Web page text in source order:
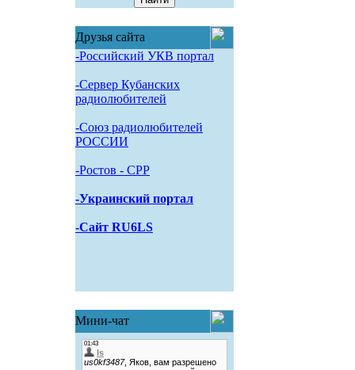
Друзья сайта
-Российский УКВ портал
-Сервер Кубанских
радиолюбителей
-Союз радиолюбителей
РОССИИ
-Pостов - CPP
-Украинский портал
-Сайт RU6LS
Мини-чат